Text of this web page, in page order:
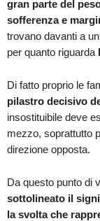
gran parte del
sofferenza e
trovano davanti a
per quanto riguarda
Di fatto proprio le
pilastro decisivo
insostituibile deve
mezzo, soprattutto
direzione opposta.
Da questo punto di
sottolineato il
la svolta che